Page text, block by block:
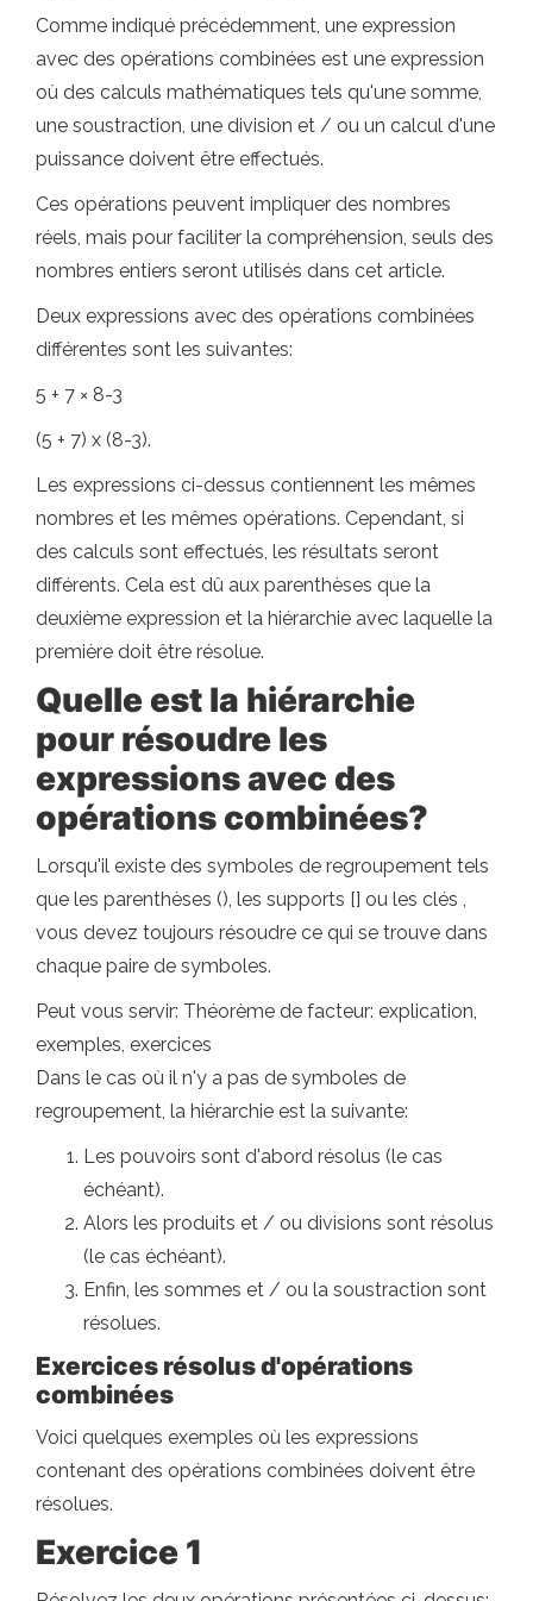
Comme indiqué précédemment, une expression
avec des opérations combinées est une expression
où des calculs mathématiques tels qu'une somme,
une soustraction, une division et / ou un calcul d'une
puissance doivent être effectués.
Ces opérations peuvent impliquer des nombres
réels, mais pour faciliter la compréhension, seuls des
nombres entiers seront utilisés dans cet article.
Deux expressions avec des opérations combinées
différentes sont les suivantes:
5 + 7 × 8-3
(5 + 7) x (8-3).
Les expressions ci-dessus contiennent les mêmes
nombres et les mêmes opérations. Cependant, si
des calculs sont effectués, les résultats seront
différents. Cela est dû aux parenthèses que la
deuxième expression et la hiérarchie avec laquelle la
première doit être résolue.
Quelle est la hiérarchie
pour résoudre les
expressions avec des
opérations combinées?
Lorsqu'il existe des symboles de regroupement tels
que les parenthèses (), les supports [] ou les clés ,
vous devez toujours résoudre ce qui se trouve dans
chaque paire de symboles.
Peut vous servir: Théorème de facteur: explication,
exemples, exercices
Dans le cas où il n'y a pas de symboles de
regroupement, la hiérarchie est la suivante:
Les pouvoirs sont d'abord résolus (le cas
échéant).
Alors les produits et / ou divisions sont résolus
(le cas échéant).
Enfin, les sommes et / ou la soustraction sont
résolues.
Exercices résolus d'opérations
combinées
Voici quelques exemples où les expressions
contenant des opérations combinées doivent être
résolues.
Exercice 1